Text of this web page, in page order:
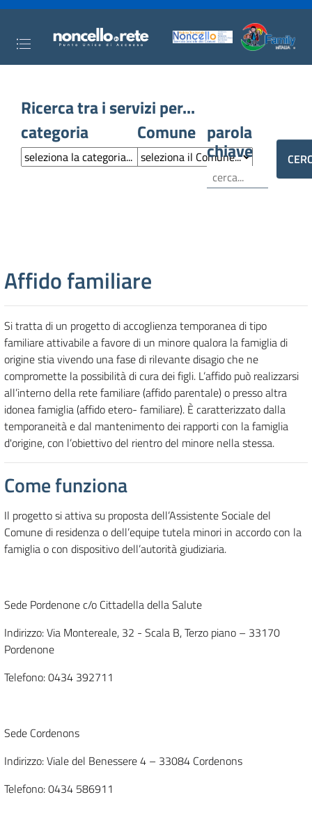
Ricerca tra i servizi per...
categoria
Comune parola
chiave
Affido familiare
Si tratta di un progetto di accoglienza temporanea di tipo
familiare attivabile a favore di un minore qualora la famiglia di
origine stia vivendo una fase di rilevante disagio che ne
compromette la possibilità di cura dei figli. L’affido può realizzarsi
all’interno della rete familiare (affido parentale) o presso altra
idonea famiglia (affido etero- familiare). È caratterizzato dalla
temporaneità e dal mantenimento dei rapporti con la famiglia
d'origine, con l’obiettivo del rientro del minore nella stessa.
Come funziona
Il progetto si attiva su proposta dell’Assistente Sociale del
Comune di residenza o dell’equipe tutela minori in accordo con la
famiglia o con dispositivo dell’autorità giudiziaria.
Sede Pordenone c/o Cittadella della Salute
Indirizzo: Via Montereale, 32 - Scala B, Terzo piano – 33170
Pordenone
Telefono: 0434 392711
Sede Cordenons
Indirizzo: Viale del Benessere 4 – 33084 Cordenons
Telefono: 0434 586911